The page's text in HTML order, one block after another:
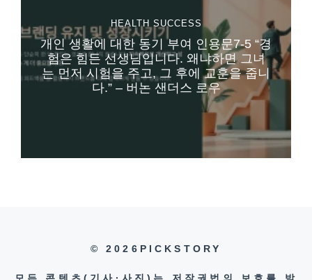
HEALTH SUCCESS
개인 생활에 대한 동기 부여 인용문7-5 “경
험은 힘든 선생님입니다. 왜냐하면 그녀
는 먼저 시험을 주고, 그 후에 교훈을 줍니
다.” – 버논 샌더스 로우
© 2026PICKSTORY
모든 콘텐츠(기사·사진)는 저작권법의 보호를 받